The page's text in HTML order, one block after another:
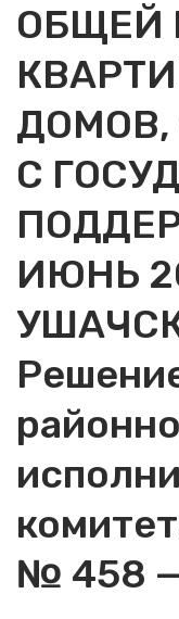
ОБЩЕЙ
С
ИЮНЬ
№ 458